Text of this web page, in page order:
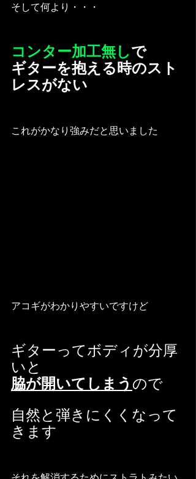
そして何より・・・
コンター加工無しで
ギターを抱える時のスト
レスがない
これがかなり強みだと思いました
アコギがわかりやすいですけど
ギターってボディが分厚
いと
脇が開いてしまう ので
自然と弾きにくくなって
きます